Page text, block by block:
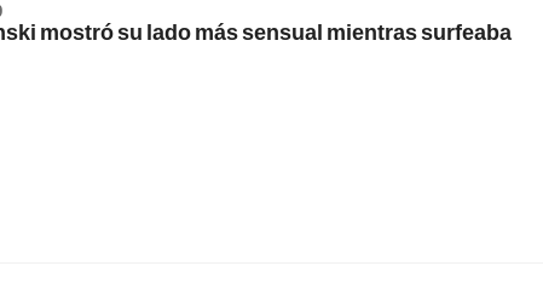
mostró su lado más sensual mientras surfeaba